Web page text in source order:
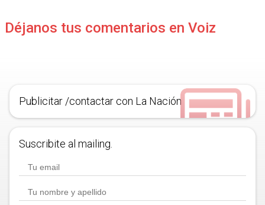
Déjanos tus comentarios en Voiz
Publicitar /contactar con La Nación
Suscribite al mailing.